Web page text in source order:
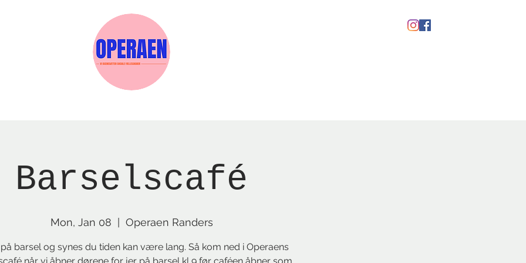
Barselscafé
Mon, Jan 08 Operaen Randers
barsel og synes du tiden kan være lang. Så kom ned i Operaens